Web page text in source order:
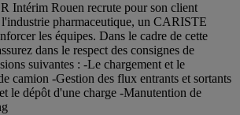
Intérim Rouen recrute pour son client
l'industrie pharmaceutique, un CARISTE
les équipes. Dans le cadre de cette
dans le respect des consignes de
suivantes : -Le chargement et le
camion -Gestion des flux entrants et sortants
le dépôt d'une charge -Manutention de